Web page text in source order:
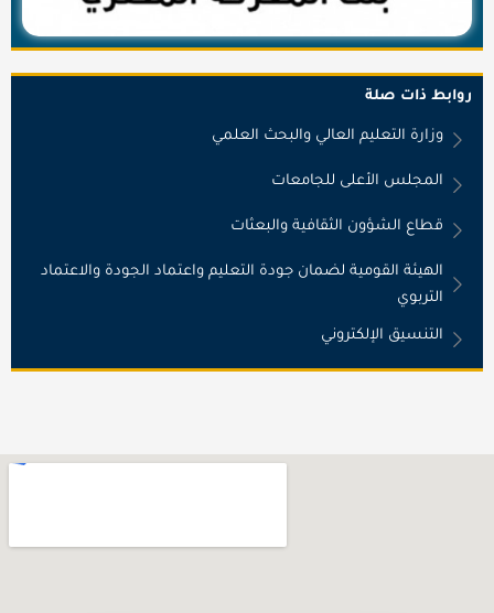
روابط ذات صلة
وزارة التعليم العالي والبحث العلمي
المجلس الأعلى للجامعات
قطاع الشؤون الثقافية والبعثات
الهيئة القومية لضمان جودة التعليم واعتماد الجودة والاعتماد
التربوي
التنسيق الإلكتروني